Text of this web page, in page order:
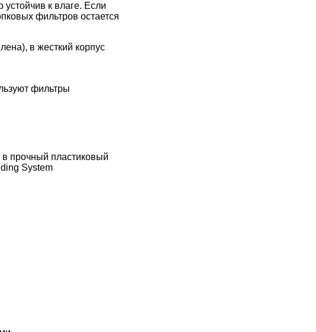
к влаге. Если
фильтров остается
в жесткий корпус
фильтры
прочный пластиковый
System